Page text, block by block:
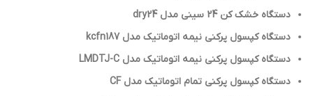
دستگاه خشک کن 24 سینی مدل dry24
دستگاه کپسول پرکني نيمه اتوماتيک مدل kcfn187
دستگاه کپسول پرکنی نیمه اتوماتیک مدل LMDTJ-C
دستگاه کپسول پرکني تمام اتوماتيک مدل CF